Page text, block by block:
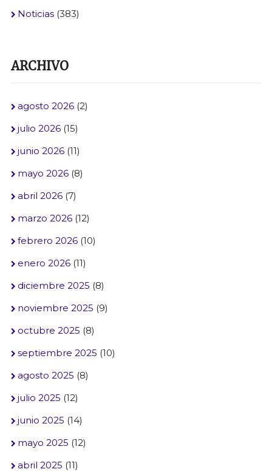
Noticias(383)
ARCHIVO
agosto 2026(2)
julio 2026(15)
junio 2026(11)
mayo 2026(8)
abril 2026(7)
marzo 2026(12)
febrero 2026(10)
enero 2026(11)
diciembre 2025 (8)
noviembre 2025 (9)
octubre 2025 (8)
septiembre 2025 (10)
agosto 2025 (8)
julio 2025 (12)
junio 2025 (14)
mayo 2025 (12)
abril 2025 (11)